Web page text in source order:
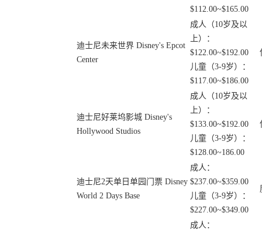
$112.00~$165.00
迪士尼未来世界 Disney's Epcot
Center
成人（10岁及以
上）：
$122.00~$192.00
儿童（3-9岁）：
$117.00~$186.00
迪士尼好莱坞影城 Disney's
Hollywood Studios
成人（10岁及以
上）：
$133.00~$192.00
儿童（3-9岁）：
$128.00~186.00
迪士尼2天单日单园门票 Disney
World 2 Days Base
成人：
$237.00~$359.00
儿童（3-9岁）：
$227.00~$349.00
成人：